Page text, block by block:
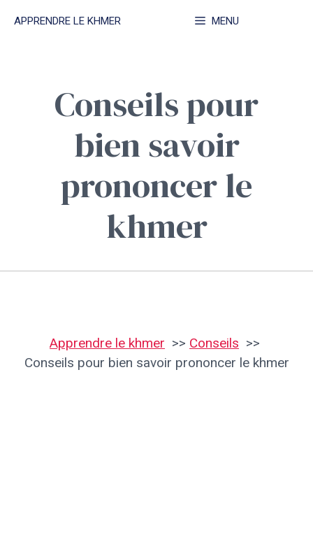
APPRENDRE LE KHMER MENU
Conseils pour
bien savoir
prononcer le
khmer
Apprendre le khmer
Conseils
Conseils pour bien savoir prononcer le khmer